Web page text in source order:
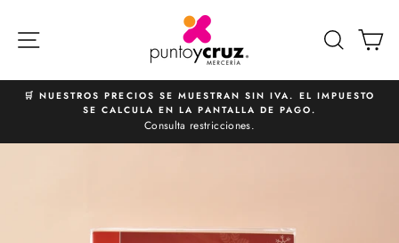
directamente
diapositivas
🛒 NUESTROS PRECIOS SE MUESTRAN SIN IVA. EL IMPUESTO
SE CALCULA EN LA PANTALLA DE PAGO.
Consulta restricciones.